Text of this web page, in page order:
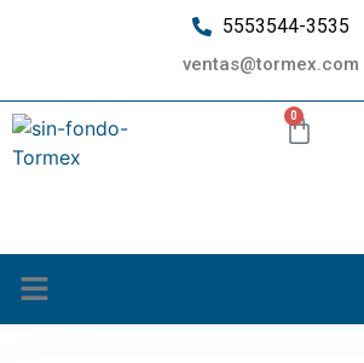
5553544-3535
ventas@tormex.com
0